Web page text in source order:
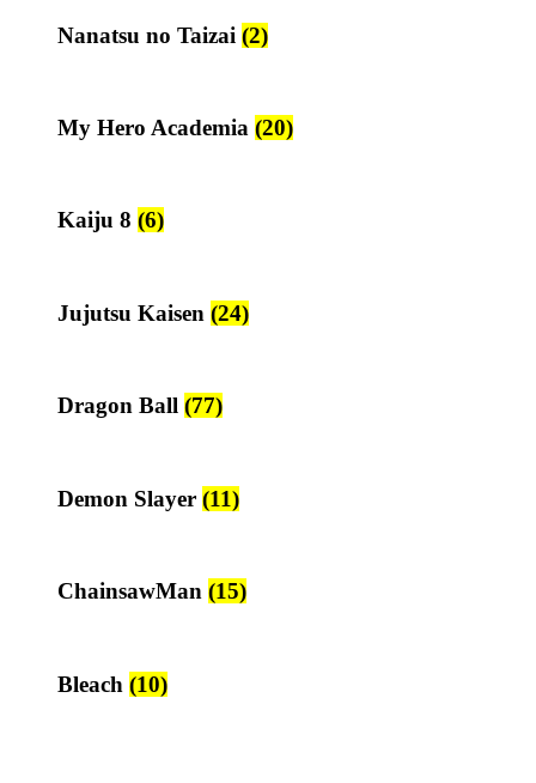
Nanatsu no Taizai (2)
My Hero Academia (20)
Kaiju 8 (6)
Jujutsu Kaisen (24)
Dragon Ball (77)
Demon Slayer (11)
ChainsawMan (15)
Bleach (10)